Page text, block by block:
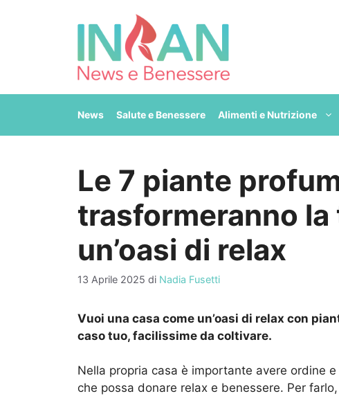
News Salute e Benessere Alimenti e Nutrizione
Le 7 piante
trasformeranno la
un’oasi di relax
13 Aprile 2025 di Nadia Fusetti
Vuoi una casa come un’oasi di relax con
caso tuo, facilissime da coltivare.
Nella propria casa è importante avere ordine
che possa donare relax e benessere. Per